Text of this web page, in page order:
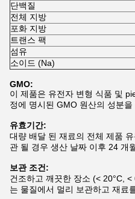
단백질
전체 지방
포화 지방
트랜스 팩
섬유
소이드 (Na)
GMO:
이 제품은 유전자 변형 식품 및
정에 명시된 GMO 원산의 성분을
유효기간:
대량 배달 된 재료의 전체 제품
관 될 경우 생산 날짜 이후 24 개
보관 조건:
건조하고 깨끗한 장소 (< 20°C,
는 물질에서 멀리 보관하고 재료